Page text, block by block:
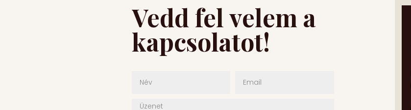
Vedd fel velem a
kapcsolatot!